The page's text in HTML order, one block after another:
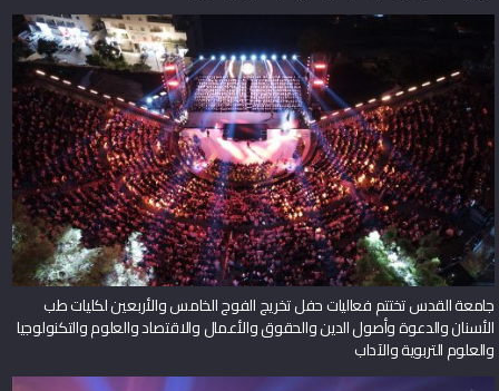
جامعة القدس تختتم فعاليات حفل تخريج الفوج الخامس والأربعين لكليات طب
الأسنان والدعوة وأصول الدين والحقوق والأعمال والاقتصاد والعلوم والتكنولوجيا
والعلوم التربوية والآداب